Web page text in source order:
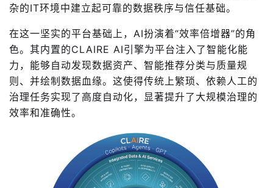
杂的IT环境中建立起可靠的数据秩序与信任基础。
在这一坚实的平台基础上，AI扮演着“效率倍增器”的角
色。其内置的CLAIRE AI引擎为平台注入了智能化能
力，能够自动发现数据资产、智能推荐分类与质量规
则、并绘制数据血缘。这使得传统上繁琐、依赖人工的
治理任务实现了高度自动化，显著提升了大规模治理的
效率和准确性。